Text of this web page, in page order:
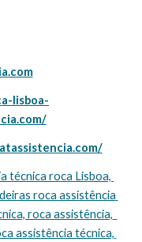
lisboa-
roca assistência
roca assistência,
assistência técnica,